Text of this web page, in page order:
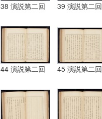
38 演説第二回 39 演説第二回
44 演説第二回 45 演説第二回